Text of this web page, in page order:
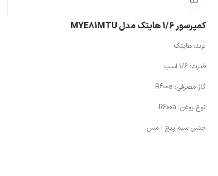
کمپرسور 1/6 هایتک مدل MYE81MTU
برند: هایتک
قدرت: 1/6 اسب
گاز مصرفی: R600a
نوع روغن: R600a
جنس سیم پیچ : مس